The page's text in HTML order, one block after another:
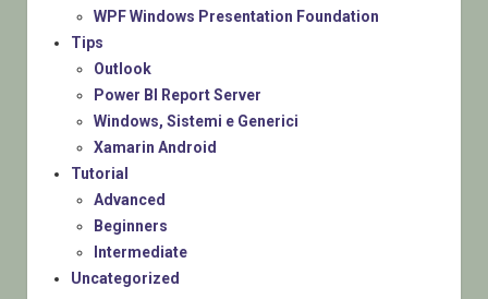
WPF Windows Presentation Foundation
Tips
Outlook
Power BI Report Server
Windows, Sistemi e Generici
Xamarin Android
Tutorial
Advanced
Beginners
Intermediate
Uncategorized